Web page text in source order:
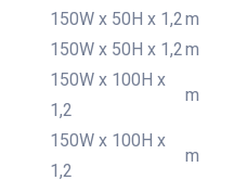
150W x 50H x 1,2 m
150W x 50H x 1,2 m
150W x 100H x
1,2
m
150W x 100H x
1,2
m